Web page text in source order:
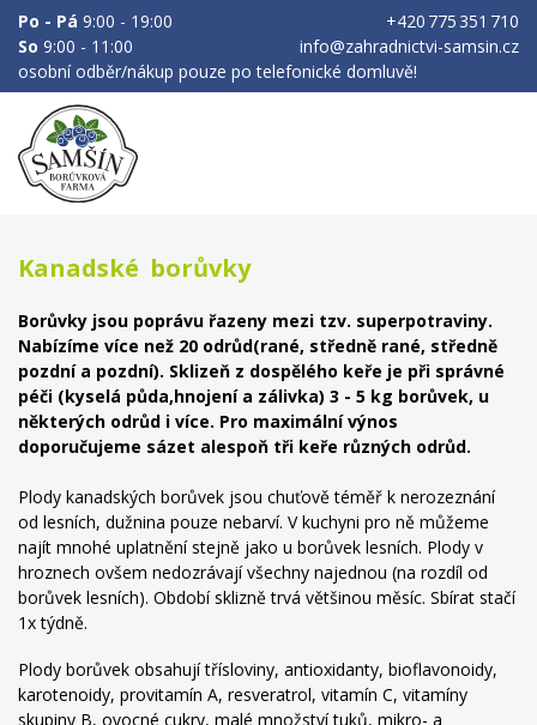
Po - Pá 9:00 - 19:00
So 9:00 - 11:00
+420 775 351 710
info@zahradnictvi-samsin.cz
osobní odběr/nákup pouze po telefonické domluvě!
Kanadské borůvky
Borůvky jsou poprávu řazeny mezi tzv. superpotraviny.
Nabízíme více než 20 odrůd(rané, středně rané, středně
pozdní a pozdní). Sklizeň z dospělého keře je při správné
péči (kyselá půda,hnojení a zálivka) 3 - 5 kg borůvek, u
některých odrůd i více. Pro maximální výnos
doporučujeme sázet alespoň tři keře různých odrůd.
Plody kanadských borůvek jsou chuťově téměř k nerozeznání
od lesních, dužnina pouze nebarví. V kuchyni pro ně můžeme
najít mnohé uplatnění stejně jako u borůvek lesních. Plody v
hroznech ovšem nedozrávají všechny najednou (na rozdíl od
borůvek lesních). Období sklizně trvá většinou měsíc. Sbírat stačí
1x týdně.
Plody borůvek obsahují třísloviny, antioxidanty, bioflavonoidy,
karotenoidy, provitamín A, resveratrol, vitamín C, vitamíny
skupiny B, ovocné cukry, malé množství tuků, mikro- a